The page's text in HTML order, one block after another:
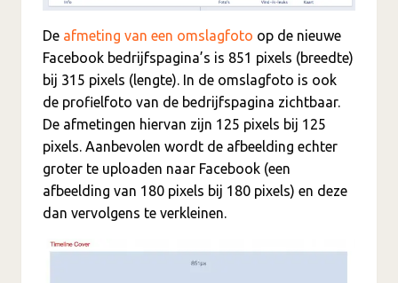
De afmeting van een omslagfoto op de nieuwe
Facebook bedrijfspagina’s is 851 pixels (breedte)
bij 315 pixels (lengte). In de omslagfoto is ook
de profielfoto van de bedrijfspagina zichtbaar.
De afmetingen hiervan zijn 125 pixels bij 125
pixels. Aanbevolen wordt de afbeelding echter
groter te uploaden naar Facebook (een
afbeelding van 180 pixels bij 180 pixels) en deze
dan vervolgens te verkleinen.